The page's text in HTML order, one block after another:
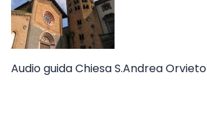
Audio guida Chiesa S.Andrea Orvieto